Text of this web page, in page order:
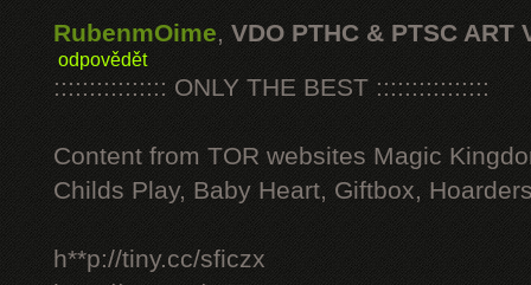
RubenmOime, VDO PTHC & PTSC ART
odpovědět
:::::::::::::::: ONLY THE BEST ::::::::::::::::
Content from TOR websites Magic
Childs Play, Baby Heart, Giftbox,
h**p://tiny.cc/sficzx